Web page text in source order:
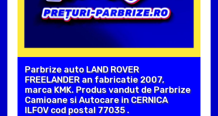
Parbrize auto LAND ROVER
FREELANDER an fabricatie 2007,
marca KMK. Produs vandut de Parbrize
Camioane si Autocare in CERNICA
ILFOV cod postal 77035 .